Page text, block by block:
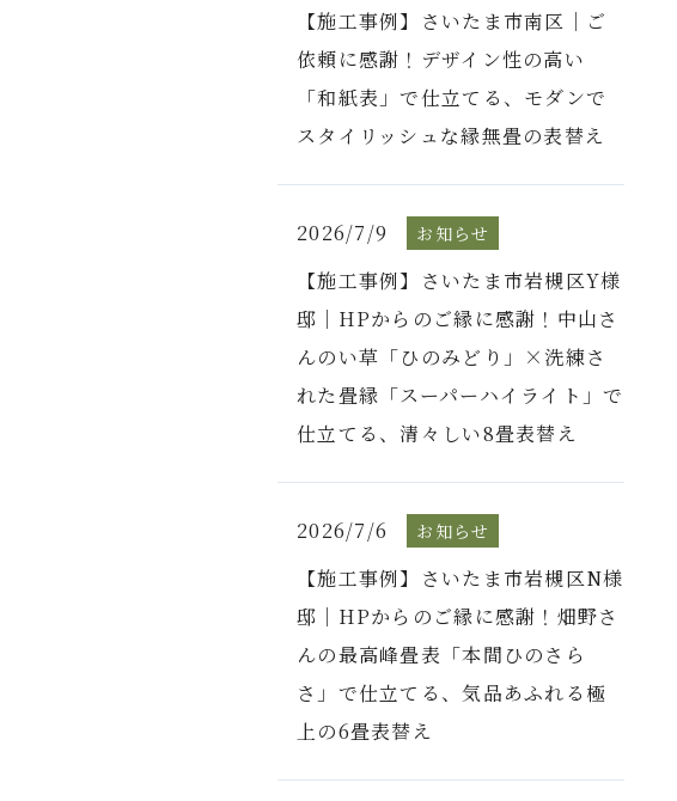
【施工事例】さいたま市南区｜ご
依頼に感謝！デザイン性の高い
「和紙表」で仕立てる、モダンで
スタイリッシュな縁無畳の表替え
2026/7/9 お知らせ
【施工事例】さいたま市岩槻区Y様
邸｜HPからのご縁に感謝！中山さ
んのい草「ひのみどり」×洗練さ
れた畳縁「スーパーハイライト」で
仕立てる、清々しい8畳表替え
2026/7/6 お知らせ
【施工事例】さいたま市岩槻区N様
邸｜HPからのご縁に感謝！畑野さ
んの最高峰畳表「本間ひのさら
さ」で仕立てる、気品あふれる極
上の6畳表替え